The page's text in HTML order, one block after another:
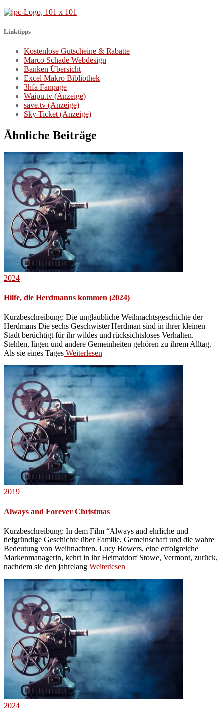
Linktipps
Kostenlose Gutscheine & Rabatte
Marco Schade Webdesign
Banken Übersicht
Excel Makro Bibliothek
3hfa Fanpage
Waipu.tv (Anzeige)
save.tv (Anzeige)
Sky Ticket (Anzeige)
Ähnliche Beiträge
2024
Hilfe, die Herdmanns kommen (2024)
Kurzbeschreibung: Die unglaubliche Weihnachtsgeschichte der
Herdmans Die sechs Geschwister Herdman sind in ihrer kleinen
Stadt berüchtigt für ihr wildes und rücksichtsloses Verhalten.
Stehlen, lügen und andere Gemeinheiten gehören zu ihrem Alltag.
Als sie eines Tages Weiterlesen
2019
Always and Forever Christmas
Kurzbeschreibung: In dem Film “Always and ehrliche und
tiefgründige Geschichte über Familie, Gemeinschaft und die wahre
Bedeutung von Weihnachten. Lucy Bowers, eine erfolgreiche
Markenmanagerin, kehrt in ihr Heimatdorf Stowe, Vermont, zurück,
nachdem sie den jahrelang Weiterlesen
2024